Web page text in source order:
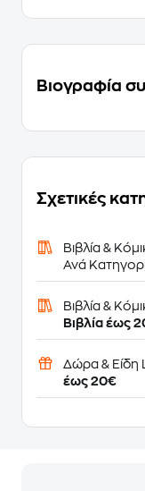
Βιογραφία
Σχετικές
Βιβλία &
Ανά
Βιβλία &
Βιβλία έως
Δώρα & Είδη
έως 20€